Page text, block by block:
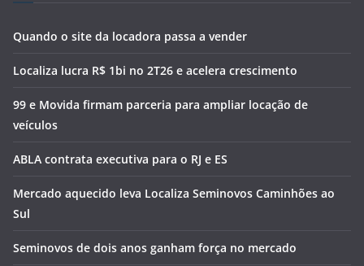
Quando o site da locadora passa a vender
Localiza lucra R$ 1bi no 2T26 e acelera crescimento
99 e Movida firmam parceria para ampliar locação de
veículos
ABLA contrata executiva para o RJ e ES
Mercado aquecido leva Localiza Seminovos Caminhões ao
Sul
Seminovos de dois anos ganham força no mercado